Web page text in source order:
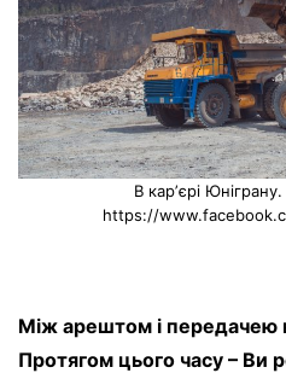
В карʼєрі
https://
Між арештом і передачею
Протягом цього часу – Ви